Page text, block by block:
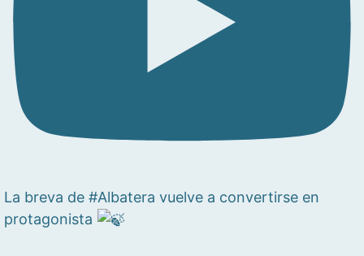
La breva de #Albatera vuelve a convertirse en
protagonista